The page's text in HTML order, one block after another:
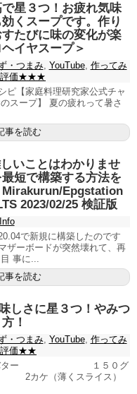
星３つ！お疲れ気味
くスープです。作り
たびに味の変化が楽
イヤスープ＞
・つまみ, YouTube, 作ってみ
評価★★★
ピ【家庭料理研究家公式チャ
スープ】 夏の疲れって暑さ
事を読む
いことはわかりませ
短で構築する方法を
Mirakurun/Epgstation
2023/02/25 検証版
で新規に構築したのです
ザーボードが突然壊れて、再
事に...
事を読む
しさに星３つ！やみつ
！
・つまみ, YouTube, 作ってみ
評価★★
グ バター １５０グ
ケ（薄くスライス）